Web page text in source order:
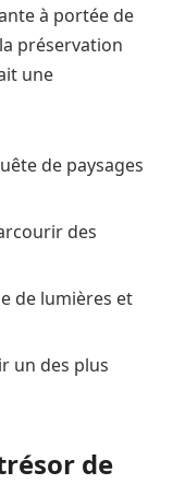
à portée de
préservation
une
de paysages
des
de lumières et
un des plus
de